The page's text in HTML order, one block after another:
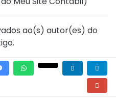
ao(s) autor(es) do